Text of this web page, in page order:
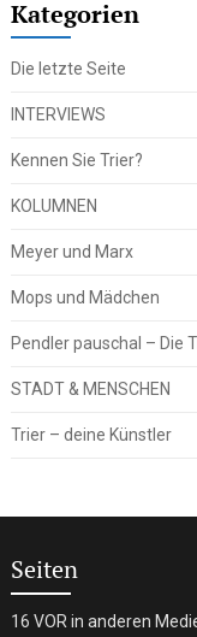
Kategorien
Die letzte Seite
INTERVIEWS
Kennen Sie Trier?
KOLUMNEN
Meyer und Marx
Mops und Mädchen
Pendler pauschal – Die
STADT & MENSCHEN
Trier – deine Künstler
Seiten
16 VOR in anderen